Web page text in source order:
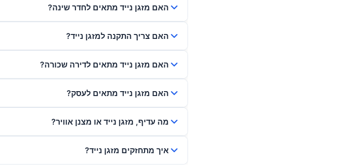
האם מזגן נייד מתאים לחדר שינה?
האם צריך התקנה למזגן נייד?
האם מזגן נייד מתאים לדירה שכורה?
האם מזגן נייד מתאים לעסק?
מה עדיף, מזגן נייד או מצנן אוויר?
איך מתחזקים מזגן נייד?